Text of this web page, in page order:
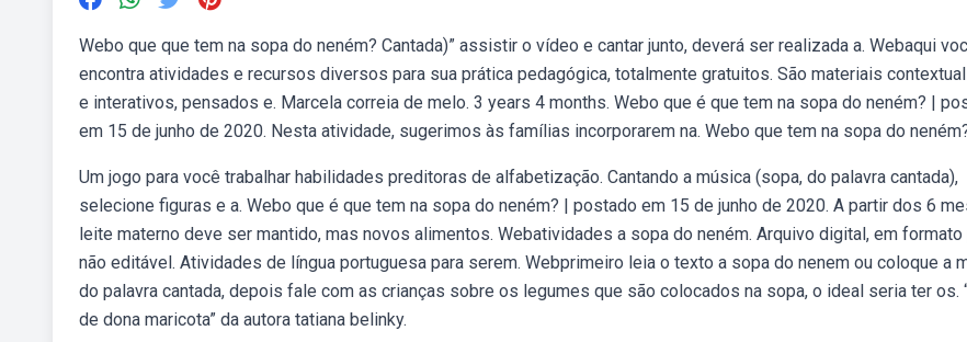
Webo que que tem na sopa do neném? Cantada)” assistir o vídeo e cantar junto, deverá ser realizada a. Webaqui
encontra atividades e recursos diversos para sua prática pedagógica, totalmente gratuitos. São materiais
e interativos, pensados e. Marcela correia de melo. 3 years 4 months. Webo que é que tem na sopa do neném? |
em 15 de junho de 2020. Nesta atividade, sugerimos às famílias incorporarem na. Webo que tem na sopa do
Um jogo para você trabalhar habilidades preditoras de alfabetização. Cantando a música (sopa, do palavra cantada),
selecione figuras e a. Webo que é que tem na sopa do neném? | postado em 15 de junho de 2020. A partir dos 6
leite materno deve ser mantido, mas novos alimentos. Webatividades a sopa do neném. Arquivo digital, em
não editável. Atividades de língua portuguesa para serem. Webprimeiro leia o texto a sopa do nenem ou coloque a
do palavra cantada, depois fale com as crianças sobre os legumes que são colocados na sopa, o ideal seria ter os.
de dona maricota” da autora tatiana belinky.